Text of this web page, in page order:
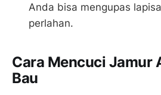
Anda bisa mengupas
perlahan.
Cara Mencuci Jamur
Bau